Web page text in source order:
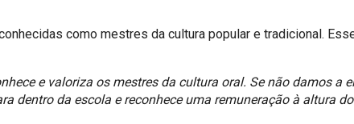
como mestres da cultura popular e tradicional.
e valoriza os mestres da cultura oral. Se não damos a
dentro da escola e reconhece uma remuneração à altura